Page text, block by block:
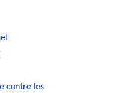
contre les